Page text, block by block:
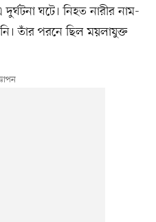
ঘটে। নিহত নারীর নাম-
তাঁর পরনে ছিল ময়লাযুক্ত